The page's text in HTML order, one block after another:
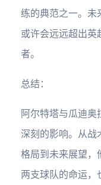
练的典范之一。未
或许会远远超出英
者。
总结：
阿尔特塔与瓜迪奥
深刻的影响。从战
格局到未来展望，
两支球队的命运，